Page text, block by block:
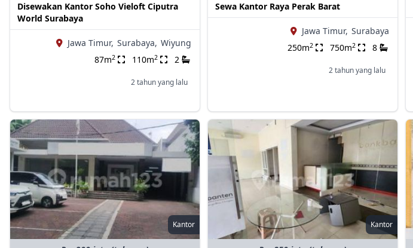
Disewakan Kantor Soho Vieloft Ciputra
World Surabaya
Jawa Timur, Surabaya, Wiyung
87m2 110m2 2
2 tahun yang lalu
Sewa Kantor Raya Perak Barat
Jawa Timur, Surabaya
250m2 750m2 8
2 tahun yang lalu
Kantor Kantor